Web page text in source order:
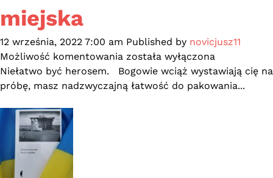
miejska
12 września, 2022 7:00 am Published by novicjusz11
Możliwość komentowania Bogowie
i
herosi
została wyłączona
Niełatwo być herosem. Bogowie wciąż wystawiają cię na
próbę, masz nadzwyczajną łatwość do pakowania...